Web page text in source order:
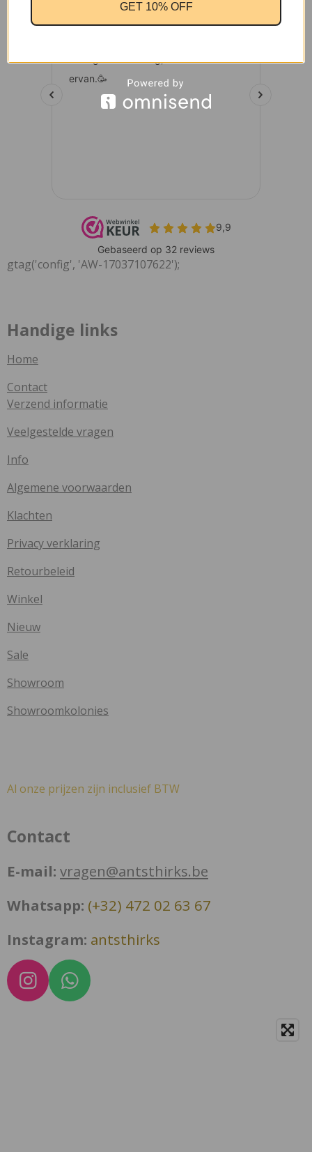
gtag('config', 'AW-17037107622');
Handige links
Home
Contact
Verzend informatie
Veelgestelde vragen
Info
Algemene voorwaarden
Klachten
Privacy verklaring
Retourbeleid
Winkel
Nieuw
Sale
Showroom
Showroomkolonies
Al onze prijzen zijn inclusief BTW
Contact
E-mail: vragen@antsthirks.be
Whatsapp: (+32) 472 02 63 67
Instagram: antsthirks
I
n
W
h
GET 10% OFF